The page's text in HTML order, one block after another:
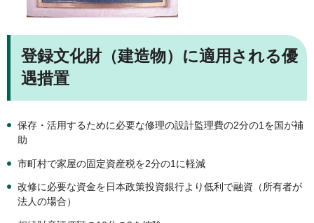
登録文化財（建造物）に適用される優
遇措置
保存・活用するために必要な修理の設計監理費の2分の1を国が補
助
市町村で家屋の固定資産税を2分の1に軽減
改修に必要な資金を日本政策投資銀行より低利で融資（所有者が
法人の場合）